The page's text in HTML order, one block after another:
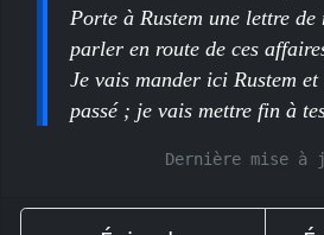
Porte à Rustem une lettre
parler en route de ces
Je vais mander ici Rustem
passé ; je vais mettre fin à
Dernière mise à